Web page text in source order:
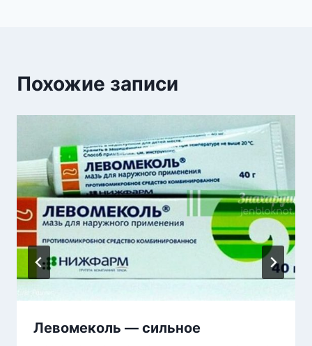
Похожие записи
Левомеколь — сильное